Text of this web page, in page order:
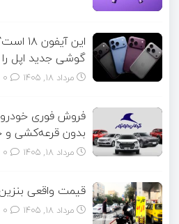
گوشی جدید اپل
مرداد ۱۸, ۱۴۰۵
بدون قرعه‌کشی و
مرداد ۱۸, ۱۴۰۵
قیمت واقعی
مرداد ۱۸, ۱۴۰۵